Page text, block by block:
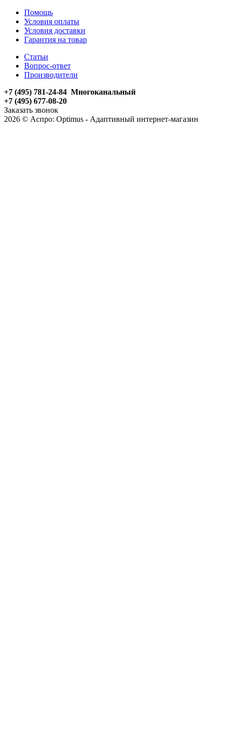
Помощь
Условия оплаты
Условия доставки
Гарантия на товар
Статьи
Вопрос-ответ
Производители
+7 (495) 781-24-84 Многоканальный
+7 (495) 677-08-20
Заказать звонок
2026 © Аспро: Optimus - Адаптивный интернет-магазин